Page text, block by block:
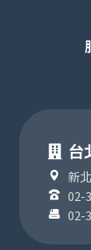
台
新
02-
02-